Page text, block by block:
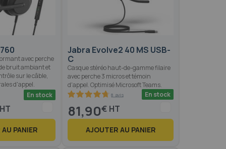
avec perche
bruit ambiant et
sur le câble,
d'appel.
En stock
PANIER
Jabra Evolve2 40 MS USB-
C
Casque stéréo haut-de-gamme filaire
avec perche 3 micros et témoin
d'appel. Optimisé Microsoft Teams.
8 avis En stock
81,90€
AJOUTER AU PANIER